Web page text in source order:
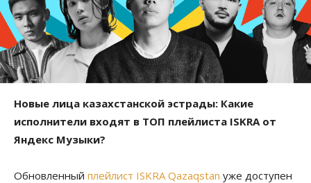
Новые лица казахстанской эстрады: Какие
исполнители входят в ТОП плейлиста ISKRA от
Яндекс Музыки?
Обновленный плейлист ISKRA Qazaqstan уже доступен